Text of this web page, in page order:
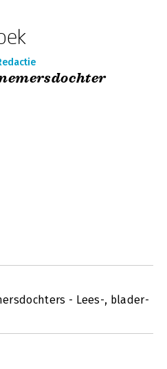
- Lees-, blader-